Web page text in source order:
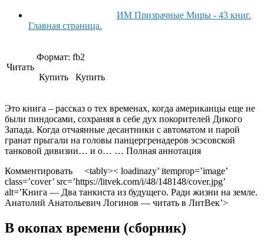
ИМ Призрачные Миры - 43 книг.
Главная страница.
Читать
Формат: fb2
Купить Купить
Это книга – рассказ о тех временах, когда американцы еще не
были пиндосами, сохраняя в себе дух покорителей Дикого
Запада. Когда отчаянные десантники с автоматом и парой
гранат прыгали на головы панцергренадеров эсэсовской
танковой дивизии… и о… … Полная аннотация
Комментировать <tably>< loadinazy’ itemprop=’image’
class=’cover’ src=’https://litvek.com/i/48/148148/cover.jpg’
alt=’Книга — Два танкиста из будущего. Ради жизни на земле.
Анатолий Анатольевич Логинов — читать в ЛитВек’>
В окопах времени (сборник)